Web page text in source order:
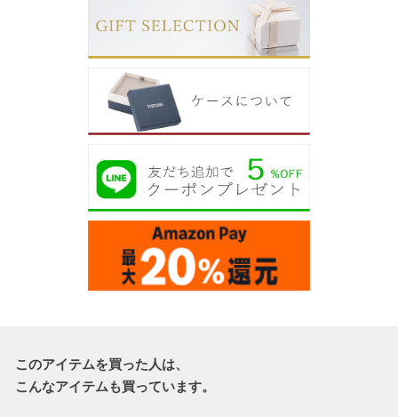
このアイテムを買った人は、
こんなアイテムも買っています。